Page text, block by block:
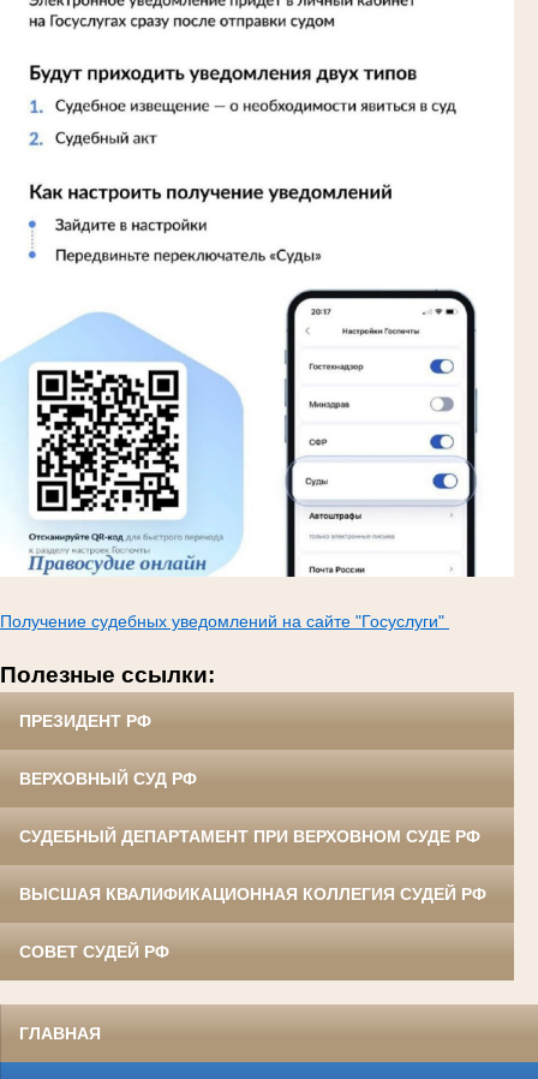
Получение судебных уведомлений на сайте "Госуслуги"
Полезные ссылки:
ПРЕЗИДЕНТ РФ
ВЕРХОВНЫЙ СУД РФ
СУДЕБНЫЙ ДЕПАРТАМЕНТ ПРИ ВЕРХОВНОМ СУДЕ РФ
ВЫСШАЯ КВАЛИФИКАЦИОННАЯ КОЛЛЕГИЯ СУДЕЙ РФ
СОВЕТ СУДЕЙ РФ
ГЛАВНАЯ